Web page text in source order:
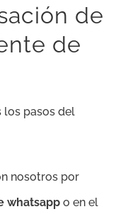
de
de
los pasos del
nosotros por
whatsapp o en el